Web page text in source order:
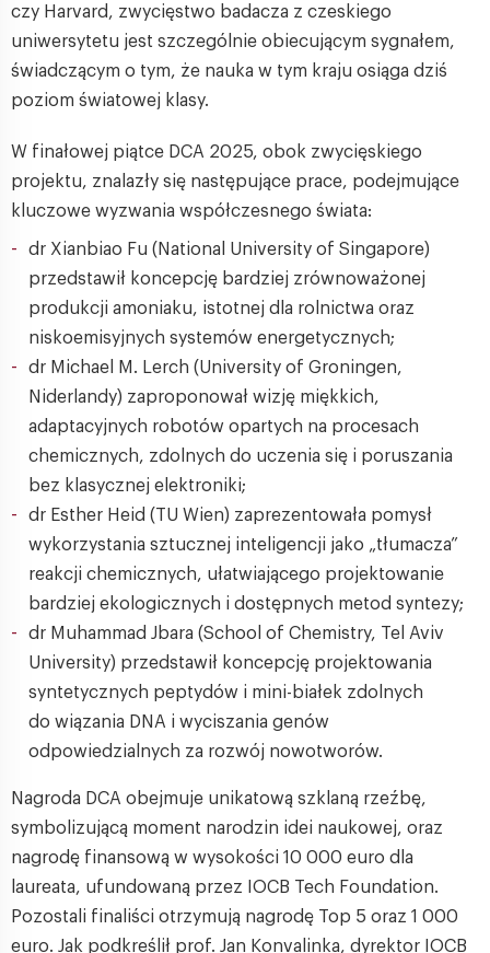
czy Harvard, zwycięstwo badacza z czeskiego
uniwersytetu jest szczególnie obiecującym sygnałem,
świadczącym o tym, że nauka w tym kraju osiąga dziś
poziom światowej klasy.
W finałowej piątce DCA 2025, obok zwycięskiego
projektu, znalazły się następujące prace, podejmujące
kluczowe wyzwania współczesnego świata:
dr Xianbiao Fu (National University of Singapore)
przedstawił koncepcję bardziej zrównoważonej
produkcji amoniaku, istotnej dla rolnictwa oraz
niskoemisyjnych systemów energetycznych;
dr Michael M. Lerch (University of Groningen,
Niderlandy) zaproponował wizję miękkich,
adaptacyjnych robotów opartych na procesach
chemicznych, zdolnych do uczenia się i poruszania
bez klasycznej elektroniki;
dr Esther Heid (TU Wien) zaprezentowała pomysł
wykorzystania sztucznej inteligencji jako „tłumacza”
reakcji chemicznych, ułatwiającego projektowanie
bardziej ekologicznych i dostępnych metod syntezy;
dr Muhammad Jbara (School of Chemistry, Tel Aviv
University) przedstawił koncepcję projektowania
syntetycznych peptydów i mini-białek zdolnych
do wiązania DNA i wyciszania genów
odpowiedzialnych za rozwój nowotworów.
Nagroda DCA obejmuje unikatową szklaną rzeźbę,
symbolizującą moment narodzin idei naukowej, oraz
nagrodę finansową w wysokości 10 000 euro dla
laureata, ufundowaną przez IOCB Tech Foundation.
Pozostali finaliści otrzymują nagrodę Top 5 oraz 1 000
euro. Jak podkreślił prof. Jan Konvalinka, dyrektor IOCB